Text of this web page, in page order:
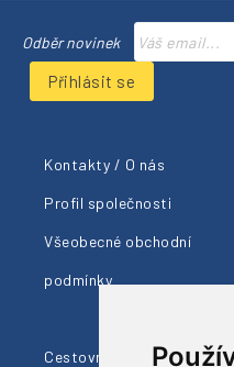
Odběr novinek
Přihlásit se
Kontakty / O nás
Profil společnosti
Všeobecné obchodní
podmínky
Cestovní pojištění